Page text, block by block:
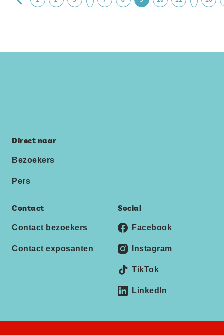
Direct naar
Bezoekers
Pers
Contact
Contact bezoekers
Contact exposanten
Social
Facebook
Instagram
TikTok
LinkedIn